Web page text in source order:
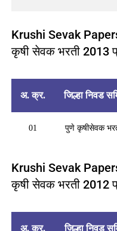
Krushi Sevak
कृषी सेवक भरती 2013
अ. क्र. जिल्हा निवड
01 पुणे कृषीसेवक
Krushi Sevak
कृषी सेवक भरती 2012
अ. क्र. जिल्हा निवड